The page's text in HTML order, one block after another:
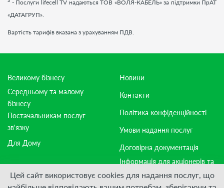
- Послуги lifecell TV надаються ТОВ «ВОЛЯ-КАБЕЛЬ» за підтримки ПрАТ
«ДАТАГРУП».
Вартість тарифів вказана з урахуванням ПДВ.
Великому бізнесу
Середньому та малому
бізнесу
Постачальникам послуг
зв'язку
Для Дому
Новини
Контакти
Політика конфіденційності
Умови надання послуг
Договірна документація
Інформація для акціонерів та
стейкхолдерів
Цей сайт використовує cookies для надання послуг, що